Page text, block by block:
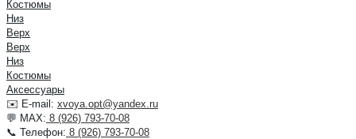
Костюмы
Низ
Верх
Верх
Низ
Костюмы
Аксессуары
✉️ E-mail: xvoya.opt@yandex.ru
💬 MAX: 8 (926) 793-70-08
📞 Телефон: 8 (926) 793-70-08